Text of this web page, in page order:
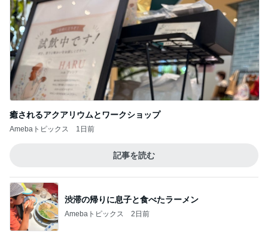
癒されるアクアリウムとワークショップ
Amebaトピックス 1日前
記事を読む
渋滞の帰りに息子と食べたラーメン
Amebaトピックス 2日前